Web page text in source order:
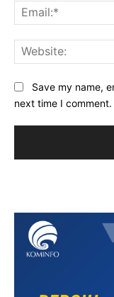
Save my name,
next time I comment.